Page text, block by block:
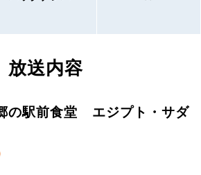
放送内容
の駅前食堂 エジプト・サダ